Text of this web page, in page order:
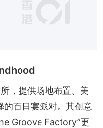
，提供场地布置、美
的百日宴派对。其创意
Groove Factory”更